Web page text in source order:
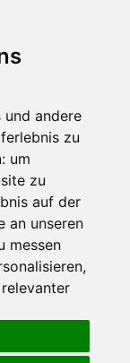
und andere
zu
um
zu
auf der
an unseren
messen
,